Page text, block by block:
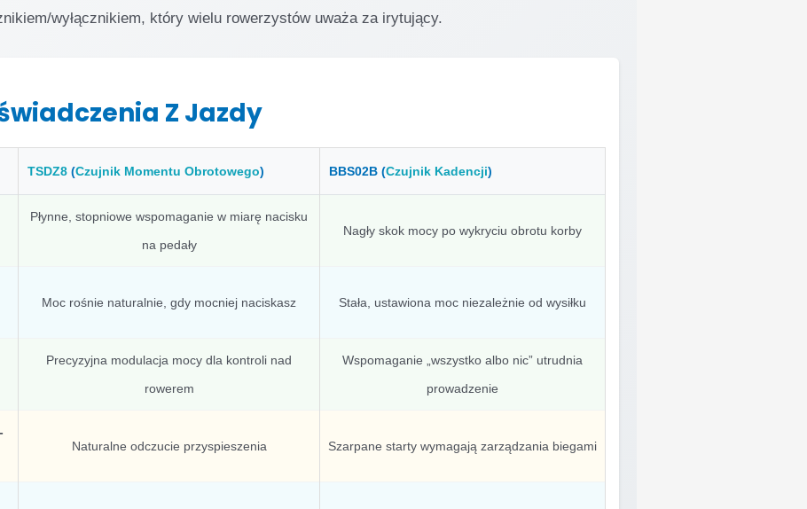
wyłącznikiem, który wielu rowerzystów uważa za irytujący.
Z Jazdy
TSDZ8 (Czujnik Momentu Obrotowego) BBS02B (Czujnik Kadencji)
Płynne, stopniowe wspomaganie w miarę nacisku
na pedały
Nagły skok mocy po wykryciu obrotu korby
Moc rośnie naturalnie, gdy mocniej naciskasz Stała, ustawiona moc niezależnie od wysiłku
Precyzyjna modulacja mocy dla kontroli nad
rowerem
Wspomaganie „wszystko albo nic” utrudnia
prowadzenie
Naturalne odczucie przyspieszenia Szarpane starty wymagają zarządzania biegami